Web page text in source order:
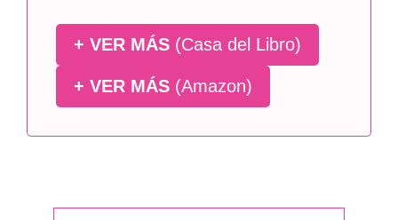
+ VER MÁS (Casa del Libro)
+ VER MÁS (Amazon)